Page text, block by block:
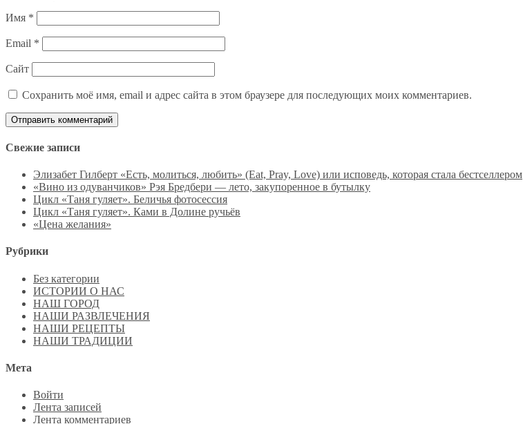
Имя *
Email *
Сайт
Сохранить моё имя, email и адрес сайта в этом браузере для последующих моих комментариев.
Свежие записи
Элизабет Гилберт «Есть, молиться, любить» (Eat, Pray, Love) или исповедь, которая стала бестселлером
«Вино из одуванчиков» Рэя Бредбери — лето, закупоренное в бутылку
Цикл «Таня гуляет». Беличья фотосессия
Цикл «Таня гуляет». Ками в Долине ручьёв
«Цена желания»
Рубрики
Без категории
ИСТОРИИ О НАС
НАШ ГОРОД
НАШИ РАЗВЛЕЧЕНИЯ
НАШИ РЕЦЕПТЫ
НАШИ ТРАДИЦИИ
Мета
Войти
Лента записей
Лента комментариев